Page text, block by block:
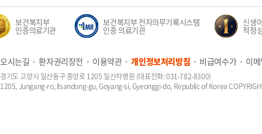
건복지부
증의료기관
보건복지부 전자의무기록시스템
인증 의료기관
신생아집중
적정성 평가
오시는길 환자권리장전 이용약관 개인정보처리방침 비급여수가 이
경기도 고양시 일산동구 중앙로 1205 일산차병원 (대표전화: 031-782-8300)
1205, Jungang-ro, Ilsandong-gu, Goyang-si, Gyeonggi-do, Republic of Korea